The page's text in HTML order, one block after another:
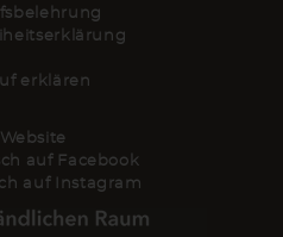
erklären
auf Facebook
auf Instagram